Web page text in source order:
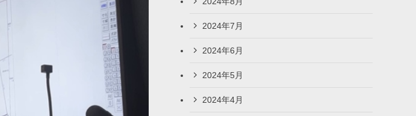
2024年7月
2024年6月
2024年5月
2024年4月